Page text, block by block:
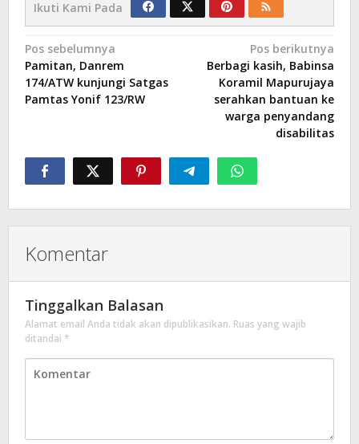
Ikuti Kami Pada
Navigasi
pos
Pos sebelumnya
Pamitan, Danrem
174/ATW kunjungi Satgas
Pamtas Yonif 123/RW
Pos berikutnya
Berbagi kasih, Babinsa
Koramil Mapurujaya
serahkan bantuan ke
warga penyandang
disabilitas
Komentar
Tinggalkan Balasan
Alamat email Anda tidak akan dipublikasikan. Ruas yang wajib
ditandai *